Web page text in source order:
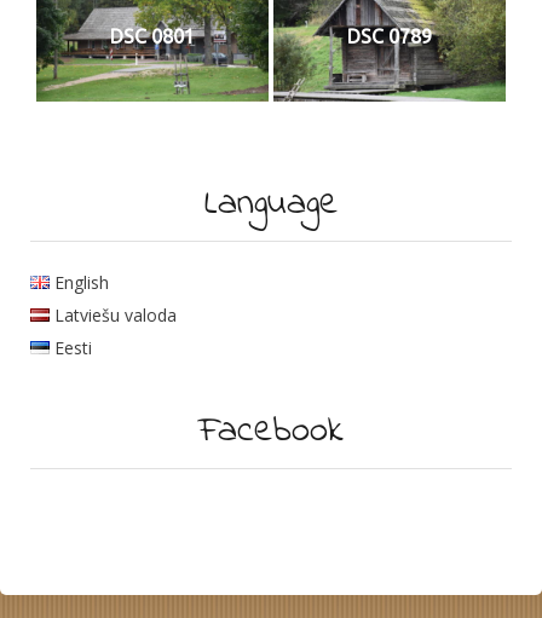
DSC 0801 DSC 0789
Language
English
Latviešu valoda
Eesti
Facebook